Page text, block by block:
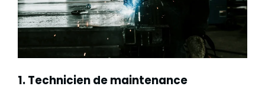
1. Technicien de maintenance